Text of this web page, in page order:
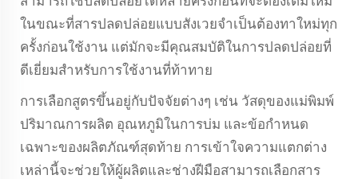
ในขณะที่สารปลดปล่อยแบบสังเวยจำเป็นต้องทาใหม่ทุก
ครั้งก่อนใช้งาน แต่มักจะมีคุณสมบัติในการปลดปล่อยที่
ดีเยี่ยมสำหรับการใช้งานที่ท้าทาย
การเลือกสูตรขึ้นอยู่กับปัจจัยต่างๆ เช่น วัสดุของแม่พิมพ์
ปริมาณการผลิต อุณหภูมิในการบ่ม และข้อกำหนด
เฉพาะของผลิตภัณฑ์สุดท้าย การเข้าใจความแตกต่าง
เหล่านี้จะช่วยให้ผู้ผลิตและช่างฝีมือสามารถเลือกสาร